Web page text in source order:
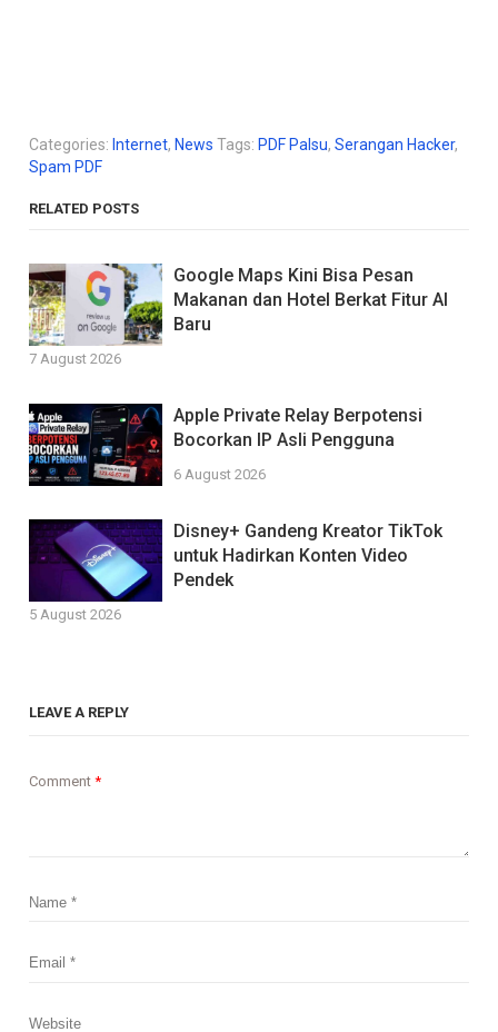
Categories: Internet, News Tags: PDF Palsu,Serangan Hacker,
Spam PDF
RELATED POSTS
Google Maps Kini Bisa Pesan
Makanan dan Hotel Berkat Fitur AI
Baru
7 August 2026
Apple Private Relay Berpotensi
Bocorkan IP Asli Pengguna
6 August 2026
Disney+ Gandeng Kreator TikTok
untuk Hadirkan Konten Video
Pendek
5 August 2026
LEAVE A REPLY
Comment*